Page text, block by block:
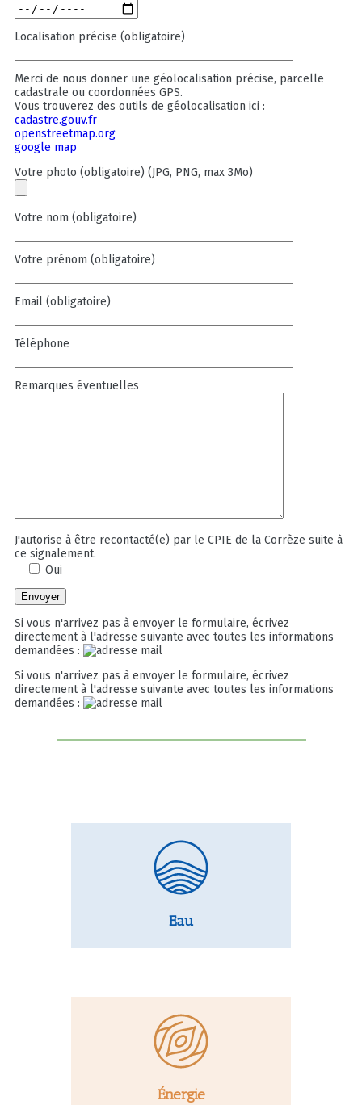
Localisation précise (obligatoire)
Merci de nous donner une géolocalisation précise, parcelle
cadastrale ou coordonnées GPS.
Vous trouverez des outils de géolocalisation ici :
cadastre.gouv.fr
openstreetmap.org
google map
Votre photo (obligatoire) (JPG, PNG, max 3Mo)
Votre nom (obligatoire)
Votre prénom (obligatoire)
Email (obligatoire)
Téléphone
Remarques éventuelles
J'autorise à être recontacté(e) par le CPIE de la Corrèze suite à
ce signalement.
Oui
Si vous n'arrivez pas à envoyer le formulaire, écrivez
directement à l'adresse suivante avec toutes les informations
demandées :
Si vous n'arrivez pas à envoyer le formulaire, écrivez
directement à l'adresse suivante avec toutes les informations
demandées :
Eau
Énergie